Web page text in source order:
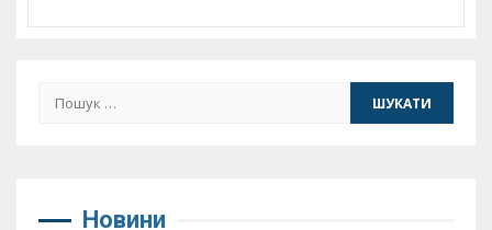
Пошук:
Новини